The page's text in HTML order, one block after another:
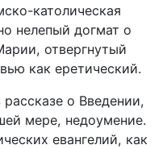
католическая
нелепый догмат о
отвергнутый
как еретический.
о Введении,
мере, недоумение.
евангелий, как